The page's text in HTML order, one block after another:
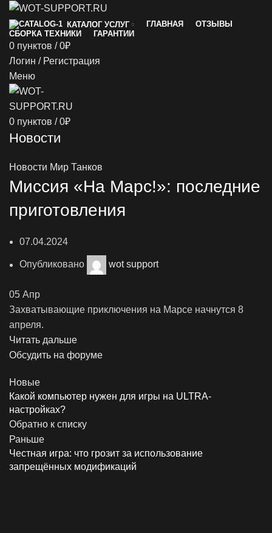
КАТАЛОГ УСЛУГ ГЛАВНАЯ
ОТЗЫВЫ
СБОРКА ТЕХНИКИ
ГАРАНТИИ
0 пунктов / 0₽
Логин / Регистрация
Меню
0 пунктов / 0₽
Новости
Новости Мир Танков
Миссия «На Марс!»: последние
приготовления
07.04.2024
Опубликовано wot support
05 Апр
Захватывающие приключения на Марсе начнутся 8
апреля.
Читать дальше
Обсудить на форуме
Новые
Какой компьютер нужен для игры на ULTRA-
настройках?
Обратно к списку
Раньше
Честная игра: что грозит за использование
запрещённых модификаций